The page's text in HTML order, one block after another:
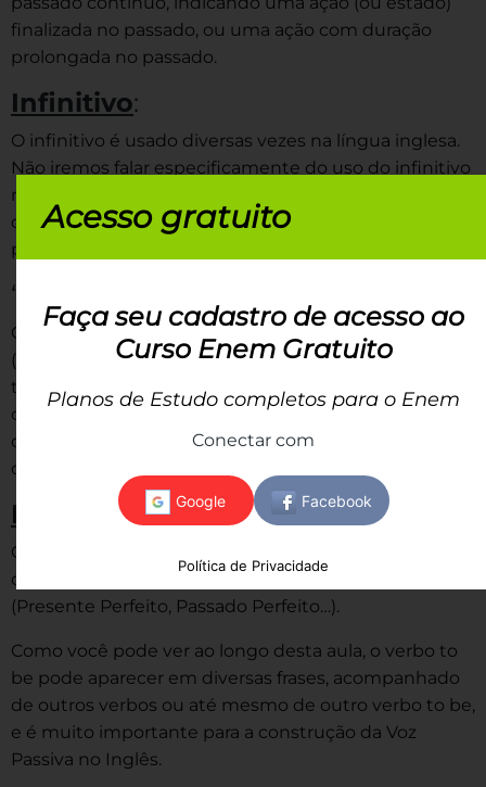
finalizada no passado, ou uma ação com duração
prolongada no passado.
Infinitivo:
O infinitivo é usado diversas vezes na língua inglesa.
Não iremos falar especificamente do uso do infinitivo
neste texto, mas vale saber que você verá o verbo
desta maneira quando usar o Futuro e o Imperativo
principalmente.
“
O “ing” (também chamado de Particípio do Presente
(não confunda com o gerúndio!) aparece em todos os
tempos
Contínuos
(presente contínuo, passado
contínuo, entre outros diversos), no gerúndio (que é
diferente no inglês e no português!) e algumas
outras palavras.
Particípio :
O Particípio (ou Particípio do Passado, para ser mais
correto) é muito usado nos tempos Perfeitos
(Presente Perfeito, Passado Perfeito…).
Como você pode ver ao longo desta aula, o verbo to
be pode aparecer em diversas frases, acompanhado
de outros verbos ou até mesmo de outro verbo to be,
e é muito importante para a construção da Voz
Passiva no Inglês.
Acesso gratuito
Faça seu cadastro de acesso ao
Curso Enem Gratuito
Planos de Estudo completos para o Enem
Conectar com
Política de Privacidade